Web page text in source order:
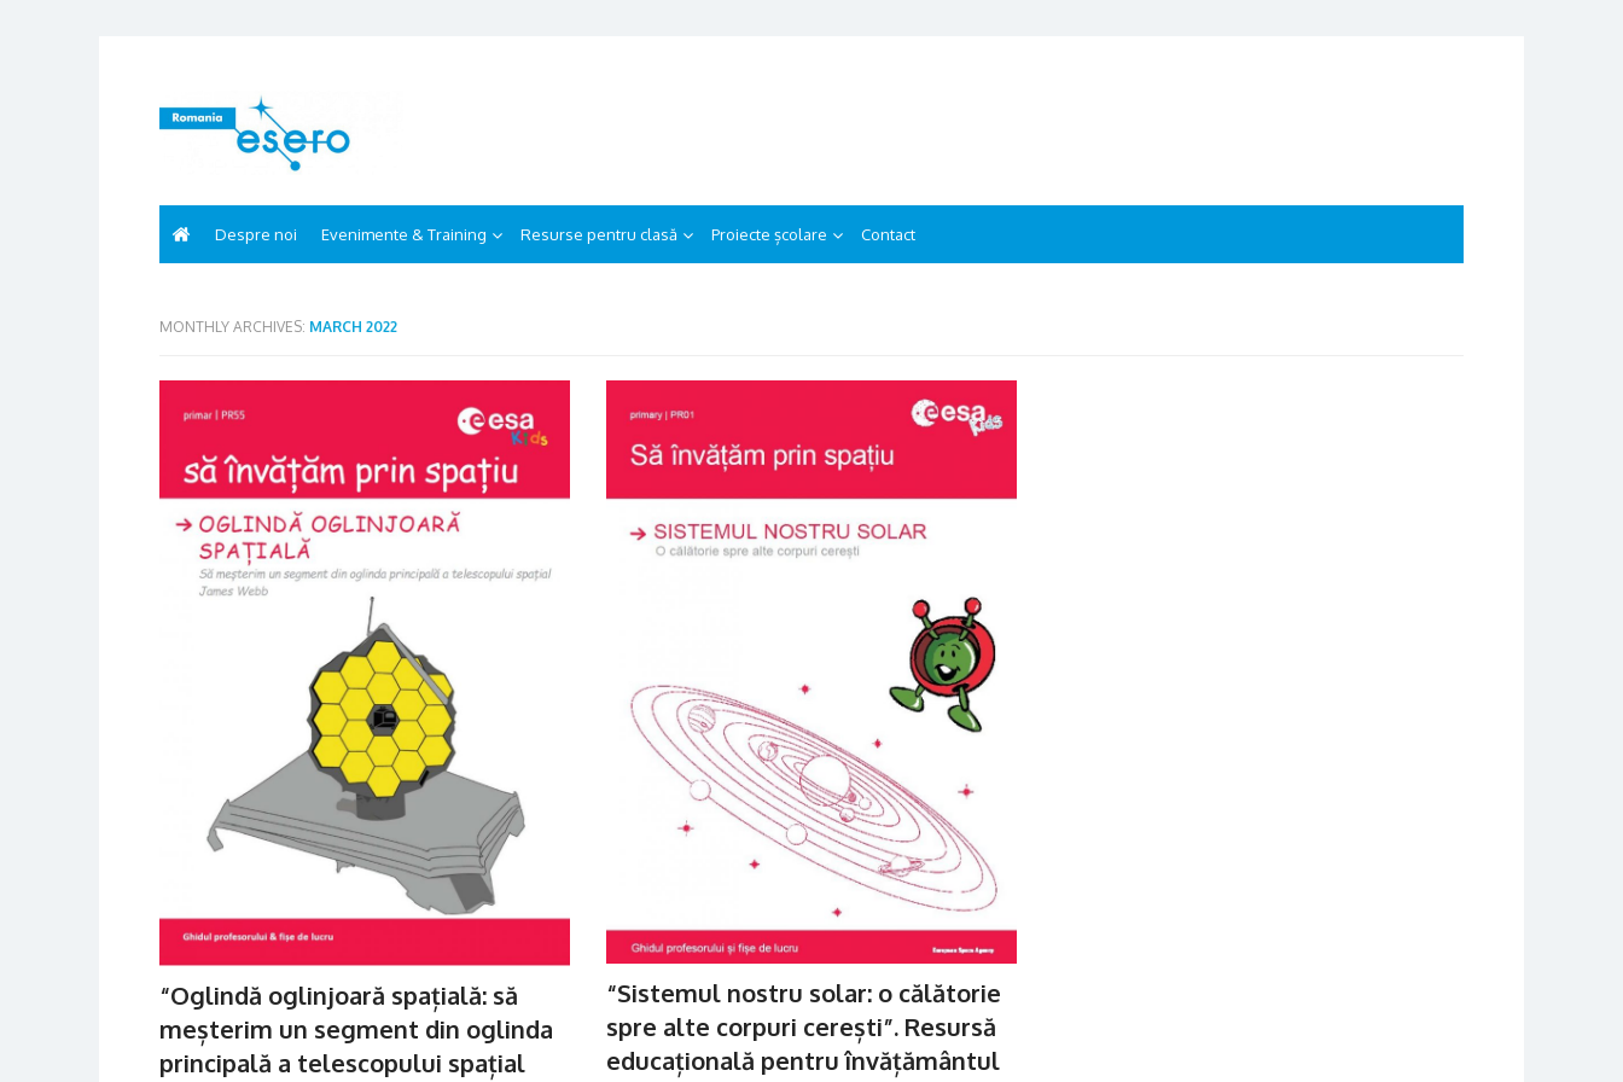
to
Despre noi Evenimente & Training Resurse pentru clasă Proiecte școlare Contact
MONTHLY ARCHIVES: MARCH 2022
“Oglindă oglinjoară spațială: să
meșterim un segment din oglinda
principală a telescopului spațial
“Sistemul nostru solar: o călătorie
spre alte corpuri cerești”. Resursă
educațională pentru învățământul